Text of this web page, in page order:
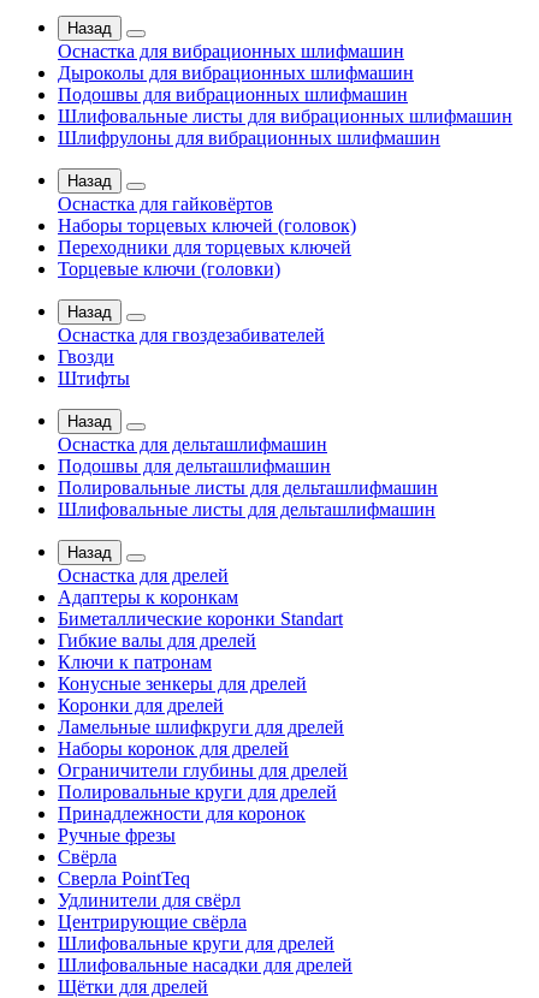
Назад
Оснастка для вибрационных шлифмашин
Дыроколы для вибрационных шлифмашин
Подошвы для вибрационных шлифмашин
Шлифовальные листы для вибрационных шлифмашин
Шлифрулоны для вибрационных шлифмашин
Назад
Оснастка для гайковёртов
Наборы торцевых ключей (головок)
Переходники для торцевых ключей
Торцевые ключи (головки)
Назад
Оснастка для гвоздезабивателей
Гвозди
Штифты
Назад
Оснастка для дельташлифмашин
Подошвы для дельташлифмашин
Полировальные листы для дельташлифмашин
Шлифовальные листы для дельташлифмашин
Назад
Оснастка для дрелей
Адаптеры к коронкам
Биметаллические коронки Standart
Гибкие валы для дрелей
Ключи к патронам
Конусные зенкеры для дрелей
Коронки для дрелей
Ламельные шлифкруги для дрелей
Наборы коронок для дрелей
Ограничители глубины для дрелей
Полировальные круги для дрелей
Принадлежности для коронок
Ручные фрезы
Свёрла
Сверла PointTeq
Удлинители для свёрл
Центрирующие свёрла
Шлифовальные круги для дрелей
Шлифовальные насадки для дрелей
Щётки для дрелей